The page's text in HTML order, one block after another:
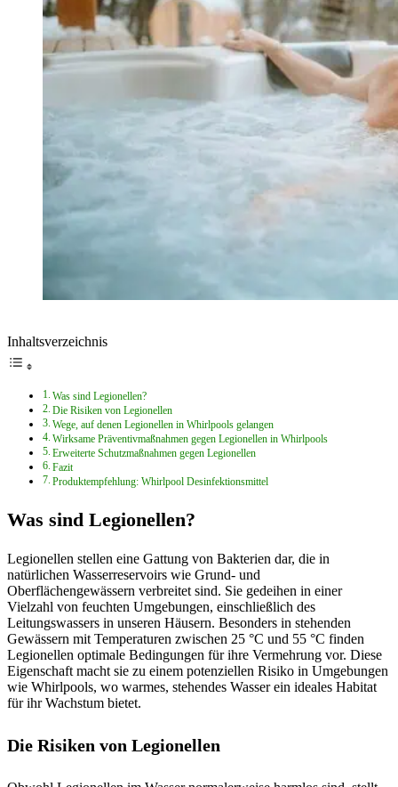
Inhaltsverzeichnis
Was sind Legionellen?
Die Risiken von Legionellen
Wege, auf denen Legionellen in Whirlpools gelangen
Wirksame Präventivmaßnahmen gegen Legionellen in Whirlpools
Erweiterte Schutzmaßnahmen gegen Legionellen
Fazit
Produktempfehlung: Whirlpool Desinfektionsmittel
Was sind Legionellen?
Legionellen stellen eine Gattung von Bakterien dar, die in
natürlichen Wasserreservoirs wie Grund- und
Oberflächengewässern verbreitet sind. Sie gedeihen in einer
Vielzahl von feuchten Umgebungen, einschließlich des
Leitungswassers in unseren Häusern. Besonders in stehenden
Gewässern mit Temperaturen zwischen 25 °C und 55 °C finden
Legionellen optimale Bedingungen für ihre Vermehrung vor. Diese
Eigenschaft macht sie zu einem potenziellen Risiko in Umgebungen
wie Whirlpools, wo warmes, stehendes Wasser ein ideales Habitat
für ihr Wachstum bietet.
Die Risiken von Legionellen